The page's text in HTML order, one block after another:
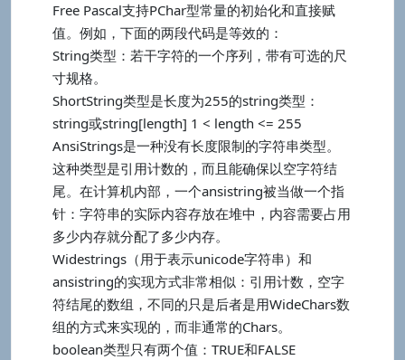
Free Pascal支持PChar型常量的初始化和直接赋
值。例如，下面的两段代码是等效的：
String类型：若干字符的一个序列，带有可选的尺
寸规格。
ShortString类型是长度为255的string类型：
string或string[length] 1 < length <= 255
AnsiStrings是一种没有长度限制的字符串类型。
这种类型是引用计数的，而且能确保以空字符结
尾。在计算机内部，一个ansistring被当做一个指
针：字符串的实际内容存放在堆中，内容需要占用
多少内存就分配了多少内存。
Widestrings（用于表示unicode字符串）和
ansistring的实现方式非常相似：引用计数，空字
符结尾的数组，不同的只是后者是用WideChars数
组的方式来实现的，而非通常的Chars。
boolean类型只有两个值：TRUE和FALSE